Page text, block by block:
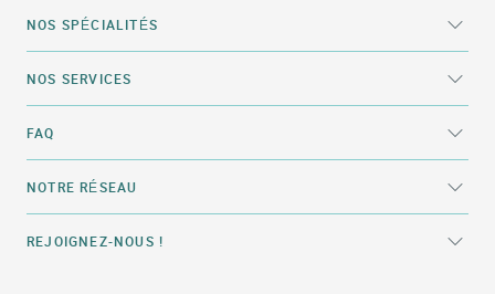
NOS SPÉCIALITÉS
NOS SERVICES
FAQ
NOTRE RÉSEAU
REJOIGNEZ-NOUS !